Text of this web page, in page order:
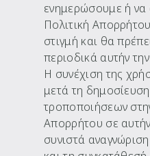
ενημερώσουμε ή να
Πολιτική
στιγμή και θα
περιοδικά αυτήν
Η συνέχιση της
μετά τη
τροποποιήσεων
Απορρήτου σε
συνιστά